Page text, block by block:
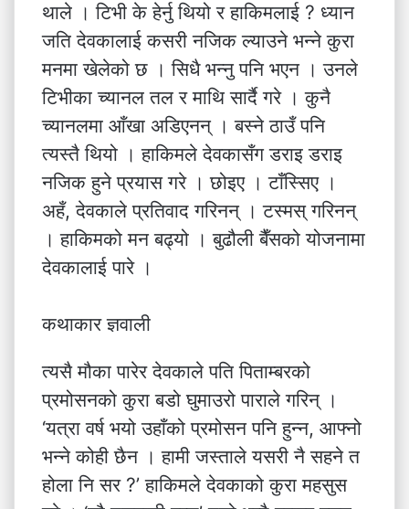
थाले । टिभी के हेर्नु थियो र हाकिमलाई ? ध्यान
जति देवकालाई कसरी नजिक ल्याउने भन्ने कुरा
मनमा खेलेको छ । सिधै भन्नु पनि भएन । उनले
टिभीका च्यानल तल र माथि सार्दै गरे । कुनै
च्यानलमा आँखा अडिएनन् । बस्ने ठाउँ पनि
त्यस्तै थियो । हाकिमले देवकासँग डराइ डराइ
नजिक हुने प्रयास गरे । छोइए । टाँस्सिए ।
अहँ, देवकाले प्रतिवाद गरिनन् । टस्मस् गरिनन्
। हाकिमको मन बढ्यो । बुढौली बैँसको योजनामा
देवकालाई पारे ।
कथाकार ज्ञवाली
त्यसै मौका पारेर देवकाले पति पिताम्बरको
प्रमोसनको कुरा बडो घुमाउरो पाराले गरिन् ।
‘यत्रा वर्ष भयो उहाँको प्रमोसन पनि हुन्न, आफ्नो
भन्ने कोही छैन । हामी जस्ताले यसरी नै सहने त
होला नि सर ?’ हाकिमले देवकाको कुरा महसुस